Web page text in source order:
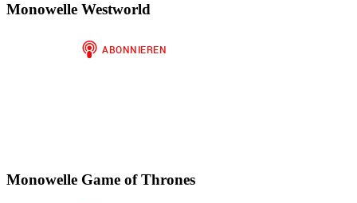
Monowelle Westworld
Monowelle Game of Thrones